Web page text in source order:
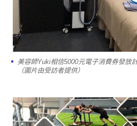
美容師Yuki相信5000元電子消費券發放
（圖片由受訪者提供）